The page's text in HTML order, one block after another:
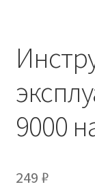
9000
249 ₽